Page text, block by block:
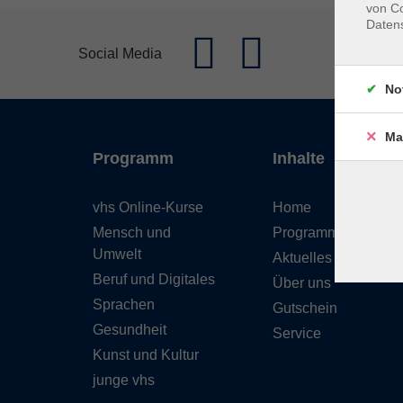
Social Media
Programm
vhs Online-Kurse
Mensch und
Umwelt
Beruf und Digitales
Sprachen
Gesundheit
Kunst und Kultur
junge vhs
Inhalte
Home
Programmheft
Aktuelles
Über uns
Gutschein
Service
von